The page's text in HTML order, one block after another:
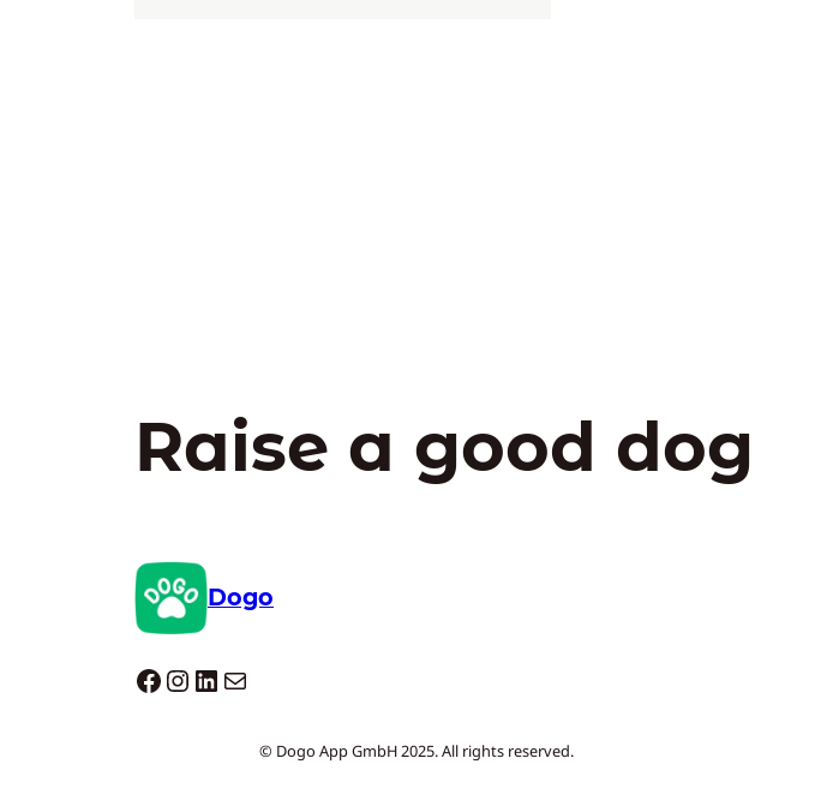
Raise a good dog
Dogo
Dogo facebook InstagramLinkedIn E-mail
© Dogo App GmbH 2025. All rights reserved.